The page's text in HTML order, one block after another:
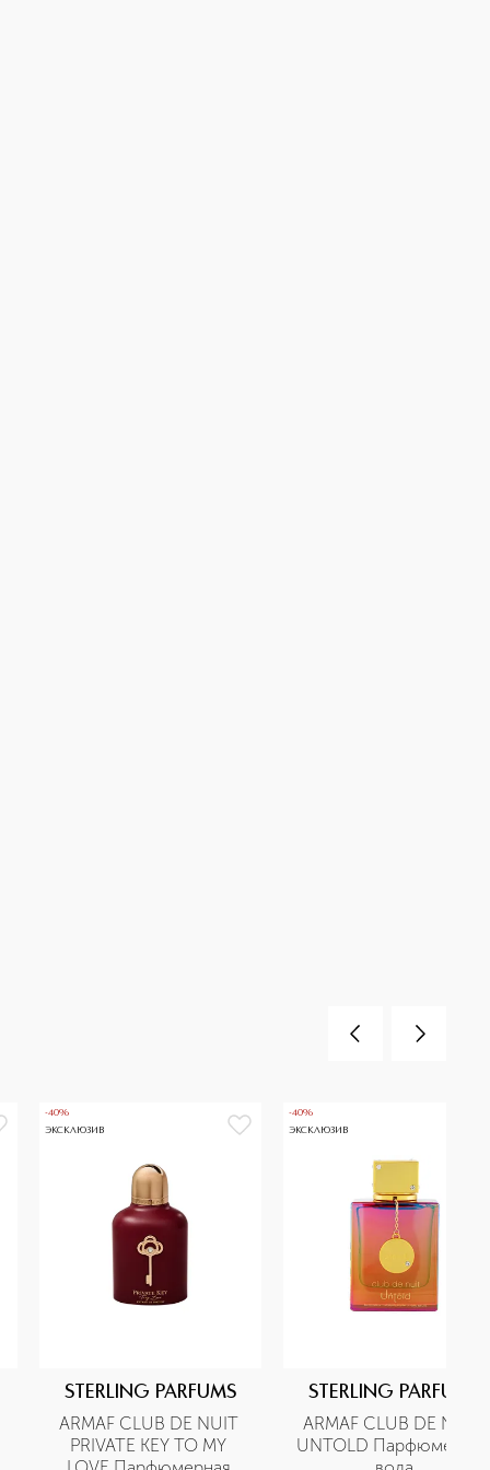
-40%
ЭКСКЛЮЗИВ
STERLING PARFUMS
ARMAF CLUB DE NUIT
PRIVATE KEY TO MY
-40%
ЭКСКЛЮЗИВ
STERLING PARFUMS
ARMAF CLUB DE NUIT
UNTOLD Парфюмерная